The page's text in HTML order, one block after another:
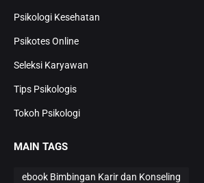
Psikologi Kesehatan
Psikotes Online
Seleksi Karyawan
Tips Psikologis
Tokoh Psikologi
MAIN TAGS
ebook Bimbingan Karir dan Konseling